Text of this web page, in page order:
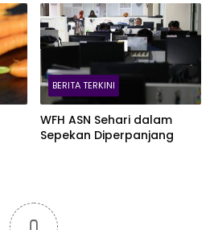
BERITA TERKINI
WFH ASN Sehari dalam
Sepekan Diperpanjang